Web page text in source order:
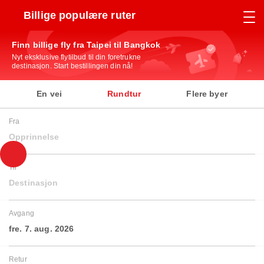
Billige populære ruter
Finn billige fly fra Taipei til Bangkok
Nyt eksklusive flytilbud til din foretrukne
destinasjon. Start bestillingen din nå!
En vei Rundtur Flere byer
Fra
Opprinnelse
Til
Destinasjon
Avgang
fre. 7. aug. 2026
Retur